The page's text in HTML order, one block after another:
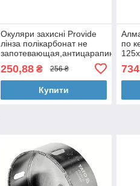
Окуляри захисні Provide
лінза полікарбонат не
запотевающая,антицарапина
250,88₴ 256 ₴
Купити
по